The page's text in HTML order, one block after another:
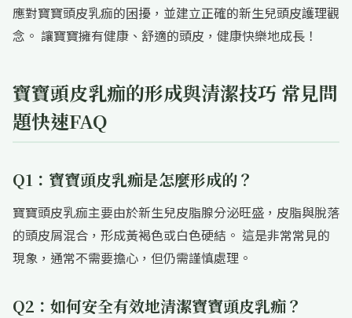
應對寶寶頭皮乳痂的困擾，並建立正確的新生兒頭皮護理觀
念。 讓寶寶擁有健康、舒適的頭皮，健康快樂地成長！
寶寶頭皮乳痂的形成與清潔技巧 常見問
題快速FAQ
Q1：寶寶頭皮乳痂是怎麼形成的？
寶寶頭皮乳痂主要由於新生兒皮脂腺分泌旺盛，皮脂與脫落
的頭皮屑混合，形成黃褐色或白色硬結。 這是非常常見的
現象，通常不需要擔心，但仍需謹慎處理。
Q2：如何安全有效地清潔寶寶頭皮乳痂？